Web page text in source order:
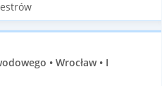
• Wrocław • I